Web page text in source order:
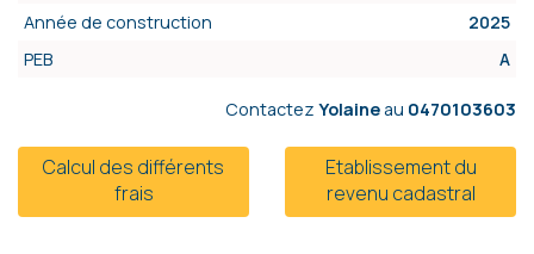
Année de construction
2025
PEB
A
Contactez Yolaine au 0470103603
Calcul des différents
frais
Etablissement du
revenu cadastral